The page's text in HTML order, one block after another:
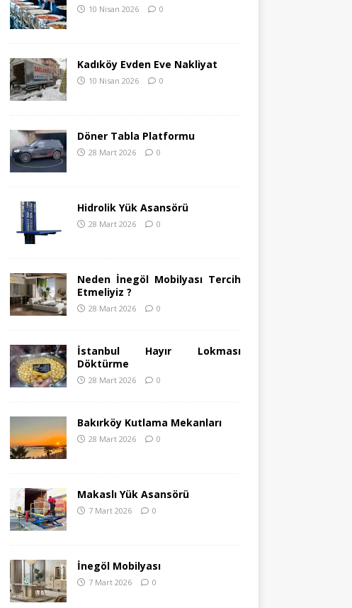
10 Nisan 2026 0
Kadıköy Evden Eve Nakliyat
10 Nisan 2026 0
Döner Tabla Platformu
28 Mart 2026 0
Hidrolik Yük Asansörü
28 Mart 2026 0
Neden İnegöl Mobilyası Tercih
Etmeliyiz ?
28 Mart 2026 0
İstanbul Hayır Lokması
Döktürme
28 Mart 2026 0
Bakırköy Kutlama Mekanları
28 Mart 2026 0
Makaslı Yük Asansörü
7 Mart 2026 0
İnegöl Mobilyası
7 Mart 2026 0